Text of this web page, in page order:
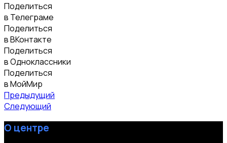
Поделиться
в Телеграме
Поделиться
в ВКонтакте
Поделиться
в Одноклассники
Поделиться
в МойМир
Предыдущий
Следующий
О центре